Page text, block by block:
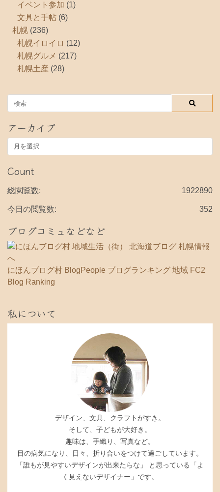
イベント参加 (1)
文具と手帖 (6)
札幌 (236)
札幌イロイロ (12)
札幌グルメ (217)
札幌土産 (28)
アーカイブ
ー
カ
ブ
Count
1922890
総閲覧数:
352
今日の閲覧数:
ブログコミュなどなど
にほんブログ村 BlogPeople ブログランキング 地域 FC2
Blog Ranking
私について
デザイン、文具、クラフトがすき。
そして、子どもが大好き。
趣味は、手織り、写真など。
目の病気になり、日々、折り合いをつけて過ごしています。
「誰もが見やすいデザインが出来たらな」 と思っている「よ
く見えないデザイナー」です。